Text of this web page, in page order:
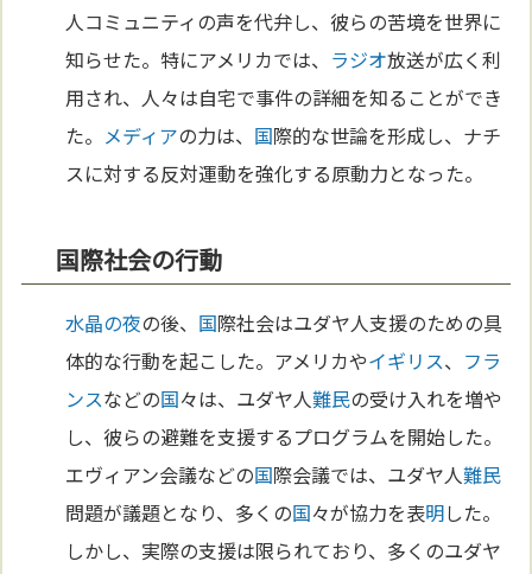
人コミュニティの声を代弁し、彼らの苦境を世界に
知らせた。特にアメリカでは、 ラジオ放送が広く利
用され、人々は自宅で事件の詳細を知ることができ
た。 メディアの力は、 国際的な世論を形成し、ナチ
スに対する反対運動を強化する原動力となった。
国際社会の行動
水晶の夜の後、 国際社会はユダヤ人支援のための具
体的な行動を起こした。アメリカやイギリス、 フラ
ンスなどの国々は、ユダヤ人難民の受け入れを増や
し、彼らの避難を支援するプログラムを開始した。
エヴィアン会議などの国際会議では、ユダヤ人難民
問題が議題となり、多くの国々が協力を表明した。
しかし、実際の支援は限られており、多くのユダヤ